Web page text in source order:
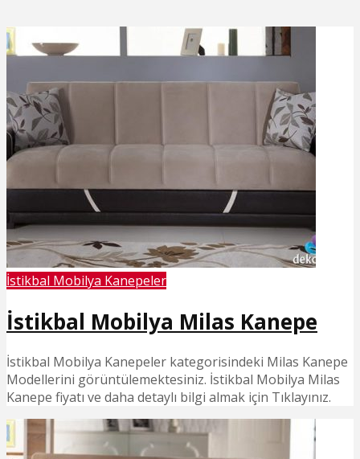
İstikbal Mobilya Kanepeler
İstikbal Mobilya Milas Kanepe
İstikbal Mobilya Kanepeler kategorisindeki Milas Kanepe
Modellerini görüntülemektesiniz. İstikbal Mobilya Milas
Kanepe fiyatı ve daha detaylı bilgi almak için Tıklayınız.